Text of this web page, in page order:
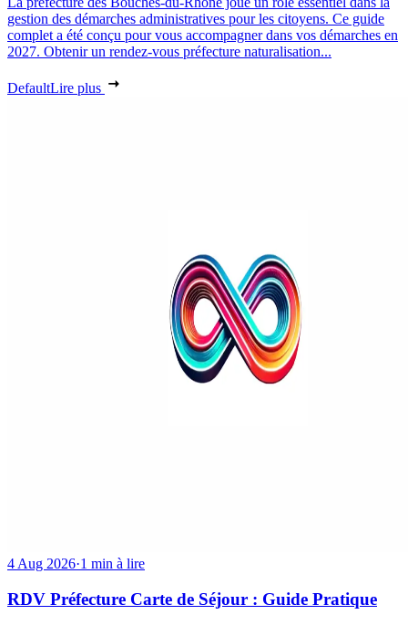
gestion des démarches administratives pour les citoyens. Ce guide
complet a été conçu pour vous accompagner dans vos démarches en
2027. Obtenir un rendez-vous préfecture naturalisation...
DefaultLire plus
4 Aug 2026·1 min à lire
RDV Préfecture Carte de Séjour : Guide Pratique